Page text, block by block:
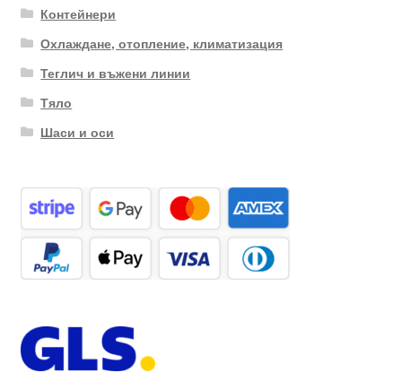
Контейнери
Охлаждане, отопление, климатизация
Теглич и въжени линии
Тяло
Шаси и оси